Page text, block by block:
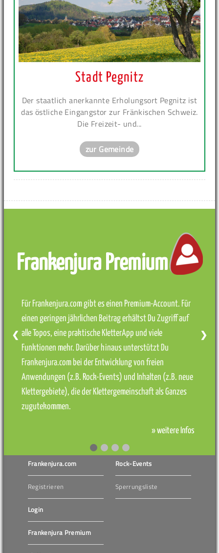
Stadt Pegnitz
Der staatlich anerkannte Erholungsort Pegnitz ist
das östliche Eingangstor zur Fränkischen Schweiz.
Die Freizeit- und...
zur Gemeinde
Frankenjura Premium
Für Frankenjura.com gibt es einen Premium-Account. Für
einen geringen jährlichen Beitrag erhältst Du Zugriff auf
alle Topos, eine praktische KletterApp und viele
Funktionen mehr. Darüber hinaus unterstützt Du
Frankenjura.com bei der Entwicklung von freien
Anwendungen (z.B. Rock-Events) und Inhalten (z.B. neue
Klettergebiete), die der Klettergemeinschaft als Ganzes
zugutekommen.
» weitere Infos
❮ ❯
Frankenjura.com
Registrieren
Login
Frankenjura Premium
Rock-Events
Sperrungsliste